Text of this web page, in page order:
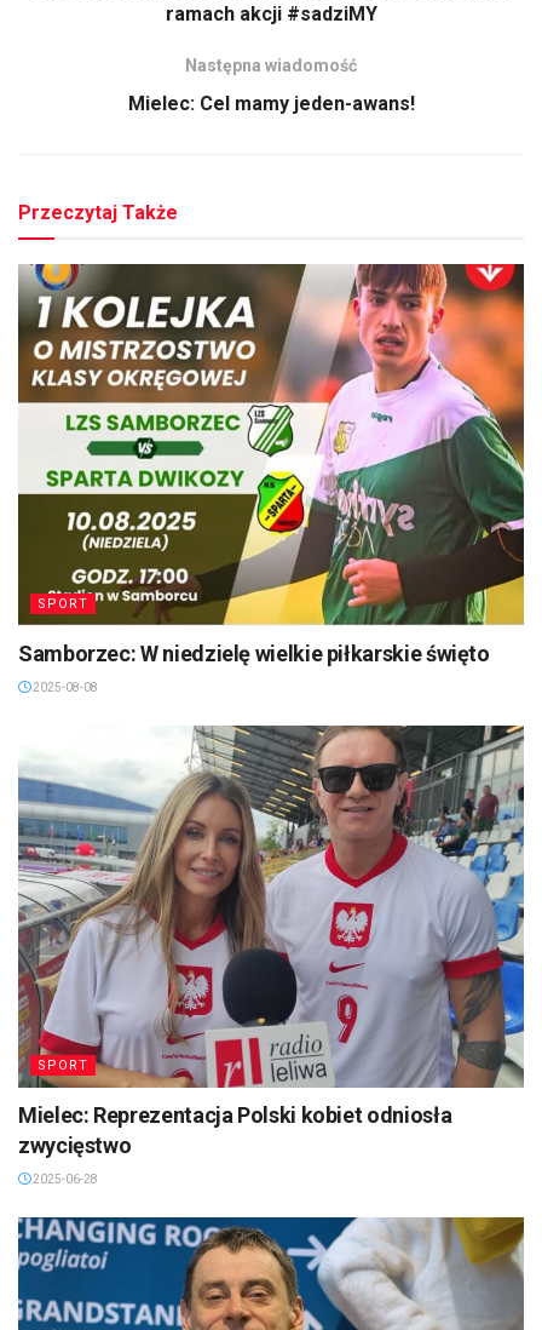
ramach akcji #sadziMY
Następna wiadomość
Mielec: Cel mamy jeden-awans!
Przeczytaj Także
SPORT
Samborzec: W niedzielę wielkie piłkarskie święto
2025-08-08
SPORT
Mielec: Reprezentacja Polski kobiet odniosła
zwycięstwo
2025-06-28